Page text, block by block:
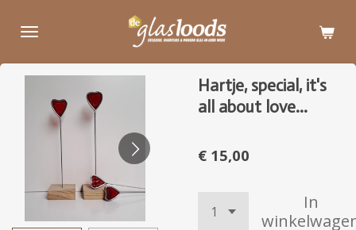
direct
hoofdinhoud
Hartje, special, it's
all about love...
€ 15,00
In